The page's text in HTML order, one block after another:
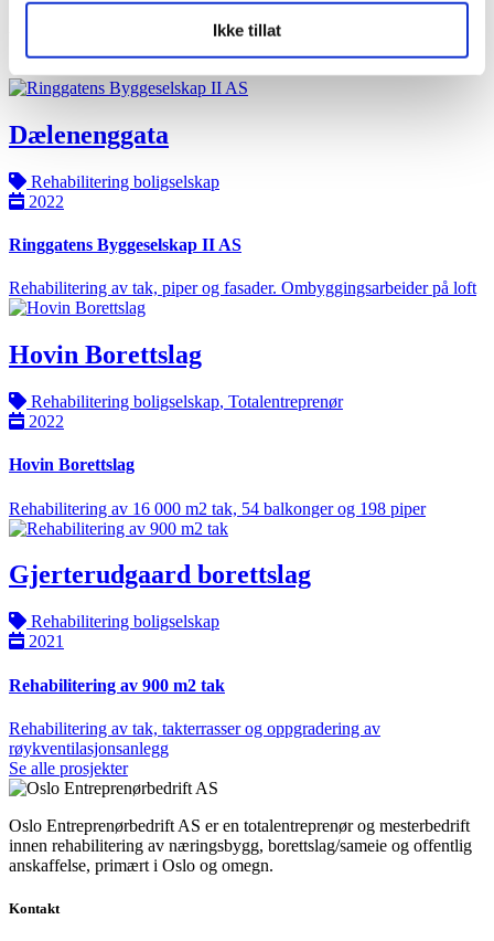
Ikke tillat
Utforsk relaterte prosjekter
Dælenenggata
Rehabilitering boligselskap
2022
Ringgatens Byggeselskap II AS
Rehabilitering av tak, piper og fasader. Ombyggingsarbeider på loft
Hovin Borettslag
Rehabilitering boligselskap, Totalentreprenør
2022
Hovin Borettslag
Rehabilitering av 16 000 m2 tak, 54 balkonger og 198 piper
Gjerterudgaard borettslag
Rehabilitering boligselskap
2021
Rehabilitering av 900 m2 tak
Rehabilitering av tak, takterrasser og oppgradering av
røykventilasjonsanlegg
Se alle prosjekter
Oslo Entreprenørbedrift AS er en totalentreprenør og mesterbedrift
innen rehabilitering av næringsbygg, borettslag/sameie og offentlig
anskaffelse, primært i Oslo og omegn.
Kontakt